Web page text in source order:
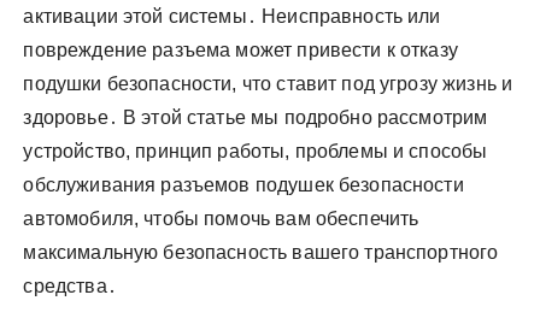
активации этой системы․ Неисправность или
повреждение разъема может привести к отказу
подушки безопасности, что ставит под угрозу жизнь и
здоровье․ В этой статье мы подробно рассмотрим
устройство, принцип работы, проблемы и способы
обслуживания разъемов подушек безопасности
автомобиля, чтобы помочь вам обеспечить
максимальную безопасность вашего транспортного
средства․